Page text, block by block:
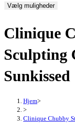
pris
260,00 kr..
Vælg muligheder
Clinique
Sculpting
Sunkissed
Hjem>
>
Clinique Chubby